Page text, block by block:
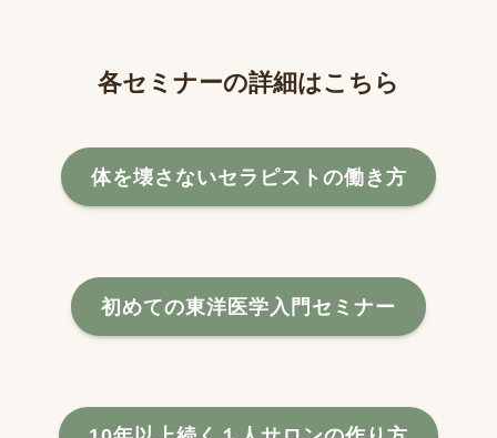
各セミナーの詳細はこちら
体を壊さないセラピストの働き方
初めての東洋医学入門セミナー